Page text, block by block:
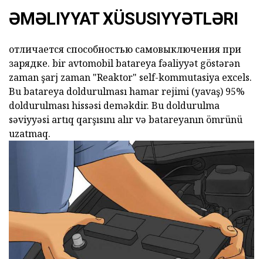
ƏMƏLIYYAT XÜSUSIYYƏTLƏRI
отличается способностью самовыключения при
зарядке. bir avtomobil batareyafəaliyyət göstərən
zaman şarj zaman "Reaktor" self-kommutasiya excels.
Bu batareya doldurulması hamar rejimi (yavaş) 95%
doldurulması hissəsi deməkdir. Bu doldurulma
səviyyəsi artıq qarşısını alır və batareyanın ömrünü
uzatmaq.